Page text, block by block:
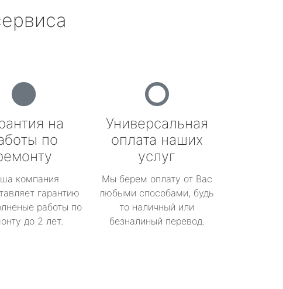
на
по
компания
гарантию
работы по
до 2 лет.
Универсальная
оплата наших
услуг
Мы берем оплату от Вас
любыми способами, будь
то наличный или
безналиный перевод.